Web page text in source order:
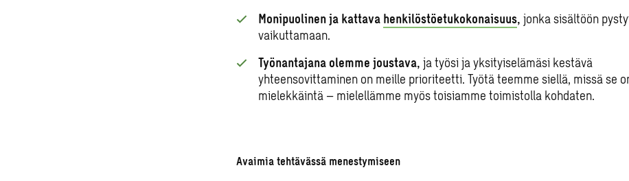
Monipuolinen ja kattava henkilöstöetukokonaisuus, jonka sisältöön
vaikuttamaan.
Työnantajana olemme joustava, ja työsi ja yksityiselämäsi kestävä
yhteensovittaminen on meille prioriteetti. Työtä teemme siellä, missä se
mielekkäintä – mielellämme myös toisiamme toimistolla kohdaten.
Avaimia tehtävässä menestymiseen